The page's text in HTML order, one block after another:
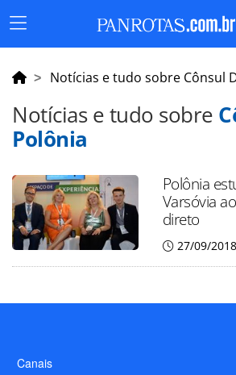
Menu
Principal
Notícias e tudo sobre Cônsul
Notícias e tudo sobre
Polônia
Polônia
Varsóvia
direto
27/09/
Canais